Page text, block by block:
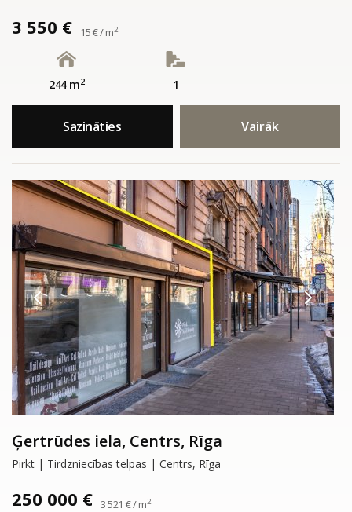
3 550 € 15 € / m2
244 m2 1
Sazināties Vairāk
Ģertrūdes iela, Centrs, Rīga
Pirkt | Tirdzniecības telpas | Centrs, Rīga
250 000 € 3 521 € / m2